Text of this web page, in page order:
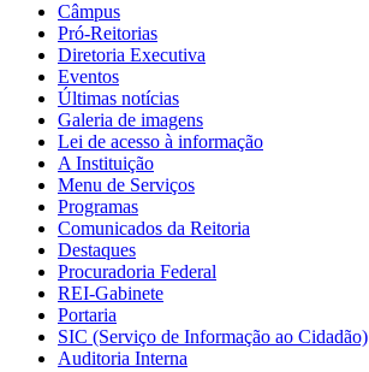
Câmpus
Pró-Reitorias
Diretoria Executiva
Eventos
Últimas notícias
Galeria de imagens
Lei de acesso à informação
A Instituição
Menu de Serviços
Programas
Comunicados da Reitoria
Destaques
Procuradoria Federal
REI-Gabinete
Portaria
SIC (Serviço de Informação ao Cidadão)
Auditoria Interna